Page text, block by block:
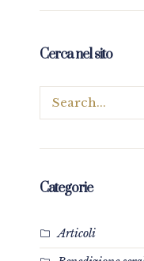
Cerca nel sito
Categorie
Articoli